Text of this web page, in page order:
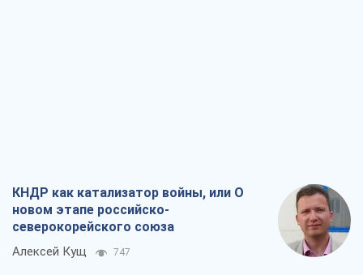
КНДР как катализатор войны, или О
новом этапе российско-
северокорейского союза
Алексей Кущ 747